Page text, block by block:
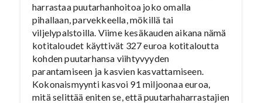
harrastaa puutarhanhoitoa joko omalla
pihallaan, parvekkeella, mökillä tai
viljelypalstoilla. Viime kesäkauden aikana nämä
kotitaloudet käyttivät 327 euroa kotitaloutta
kohden puutarhansa viihtyvyyden
parantamiseen ja kasvien kasvattamiseen.
Kokonaismyynti kasvoi 91 miljoonaa euroa,
mitä selittää eniten se, että puutarhaharrastajien